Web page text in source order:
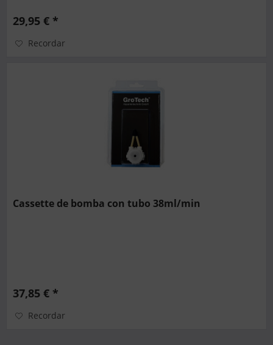
29,95 € *
Recordar
Cassette de bomba con tubo 38ml/min
37,85 € *
Recordar